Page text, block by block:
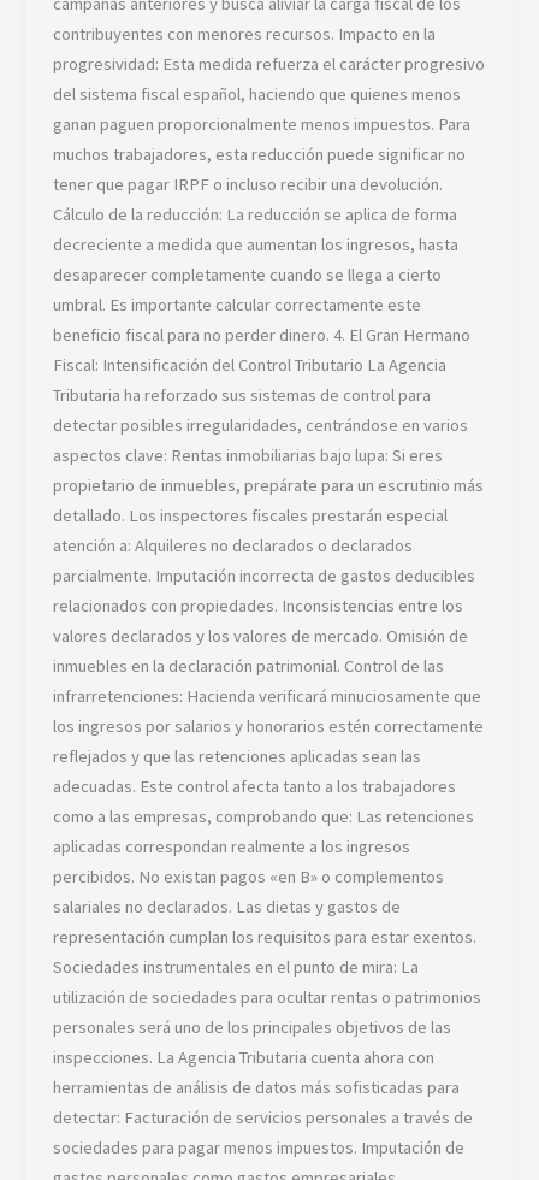
contribuyentes con menores recursos. Impacto en la
progresividad: Esta medida refuerza el carácter progresivo
del sistema fiscal español, haciendo que quienes menos
ganan paguen proporcionalmente menos impuestos. Para
muchos trabajadores, esta reducción puede significar no
tener que pagar IRPF o incluso recibir una devolución.
Cálculo de la reducción: La reducción se aplica de forma
decreciente a medida que aumentan los ingresos, hasta
desaparecer completamente cuando se llega a cierto
umbral. Es importante calcular correctamente este
beneficio fiscal para no perder dinero. 4. El Gran Hermano
Fiscal: Intensificación del Control Tributario La Agencia
Tributaria ha reforzado sus sistemas de control para
detectar posibles irregularidades, centrándose en varios
aspectos clave: Rentas inmobiliarias bajo lupa: Si eres
propietario de inmuebles, prepárate para un escrutinio más
detallado. Los inspectores fiscales prestarán especial
atención a: Alquileres no declarados o declarados
parcialmente. Imputación incorrecta de gastos deducibles
relacionados con propiedades. Inconsistencias entre los
valores declarados y los valores de mercado. Omisión de
inmuebles en la declaración patrimonial. Control de las
infrarretenciones: Hacienda verificará minuciosamente que
los ingresos por salarios y honorarios estén correctamente
reflejados y que las retenciones aplicadas sean las
adecuadas. Este control afecta tanto a los trabajadores
como a las empresas, comprobando que: Las retenciones
aplicadas correspondan realmente a los ingresos
percibidos. No existan pagos «en B» o complementos
salariales no declarados. Las dietas y gastos de
representación cumplan los requisitos para estar exentos.
Sociedades instrumentales en el punto de mira: La
utilización de sociedades para ocultar rentas o patrimonios
personales será uno de los principales objetivos de las
inspecciones. La Agencia Tributaria cuenta ahora con
herramientas de análisis de datos más sofisticadas para
detectar: Facturación de servicios personales a través de
sociedades para pagar menos impuestos. Imputación de